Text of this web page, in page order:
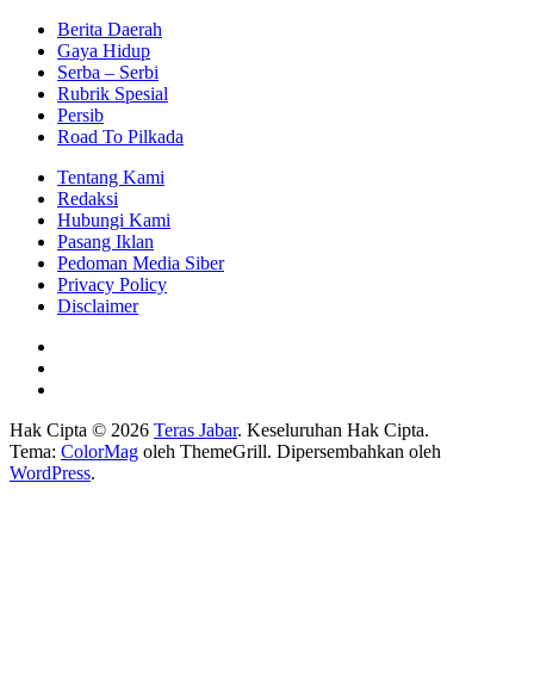
Berita Daerah
Gaya Hidup
Serba – Serbi
Rubrik Spesial
Persib
Road To Pilkada
Tentang Kami
Redaksi
Hubungi Kami
Pasang Iklan
Pedoman Media Siber
Privacy Policy
Disclaimer
Hak Cipta © 2026 Teras Jabar. Keseluruhan Hak Cipta.
Tema: ColorMag oleh ThemeGrill. Dipersembahkan oleh
WordPress.